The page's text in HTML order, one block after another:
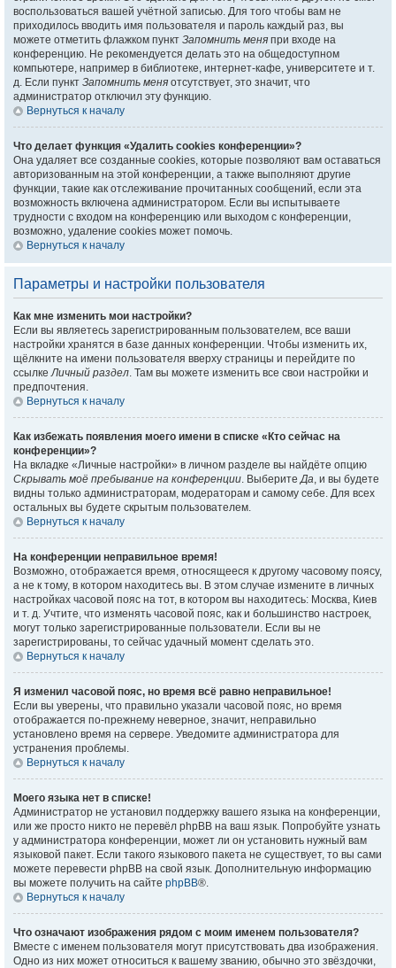
воспользоваться вашей учётной записью. Для того чтобы вам не
приходилось вводить имя пользователя и пароль каждый раз, вы
можете отметить флажком пункт Запомнить меня при входе на
конференцию. Не рекомендуется делать это на общедоступном
компьютере, например в библиотеке, интернет-кафе, университете и т.
д. Если пункт Запомнить меня отсутствует, это значит, что
администратор отключил эту функцию.
Вернуться к началу
Что делает функция «Удалить cookies конференции»?
Она удаляет все созданные cookies, которые позволяют вам оставаться
авторизованным на этой конференции, а также выполняют другие
функции, такие как отслеживание прочитанных сообщений, если эта
возможность включена администратором. Если вы испытываете
трудности с входом на конференцию или выходом с конференции,
возможно, удаление cookies может помочь.
Вернуться к началу
Параметры и настройки пользователя
Как мне изменить мои настройки?
Если вы являетесь зарегистрированным пользователем, все ваши
настройки хранятся в базе данных конференции. Чтобы изменить их,
щёлкните на имени пользователя вверху страницы и перейдите по
ссылкеЛичный раздел. Там вы можете изменить все свои настройки и
предпочтения.
Вернуться к началу
Как избежать появления моего имени в списке «Кто сейчас на
конференции»?
На вкладке «Личные настройки» в личном разделе вы найдёте опцию
Скрывать моё пребывание на конференции. ВыберитеДа, и вы будете
видны только администраторам, модераторам и самому себе. Для всех
остальных вы будете скрытым пользователем.
Вернуться к началу
На конференции неправильное время!
Возможно, отображается время, относящееся к другому часовому поясу,
а не к тому, в котором находитесь вы. В этом случае измените в личных
настройках часовой пояс на тот, в котором вы находитесь: Москва, Киев
и т. д. Учтите, что изменять часовой пояс, как и большинство настроек,
могут только зарегистрированные пользователи. Если вы не
зарегистрированы, то сейчас удачный момент сделать это.
Вернуться к началу
Я изменил часовой пояс, но время всё равно неправильное!
Если вы уверены, что правильно указали часовой пояс, но время
отображается по-прежнему неверное, значит, неправильно
установлено время на сервере. Уведомите администратора для
устранения проблемы.
Вернуться к началу
Моего языка нет в списке!
Администратор не установил поддержку вашего языка на конференции,
или же просто никто не перевёл phpBB на ваш язык. Попробуйте узнать
у администратора конференции, может ли он установить нужный вам
языковой пакет. Если такого языкового пакета не существует, то вы сами
можете перевести phpBB на свой язык. Дополнительную информацию
вы можете получить на сайте phpBB®.
Вернуться к началу
Что означают изображения рядом с моим именем пользователя?
Вместе с именем пользователя могут присутствовать два изображения.
Одно из них может относиться к вашему званию, обычно это звёздочки,